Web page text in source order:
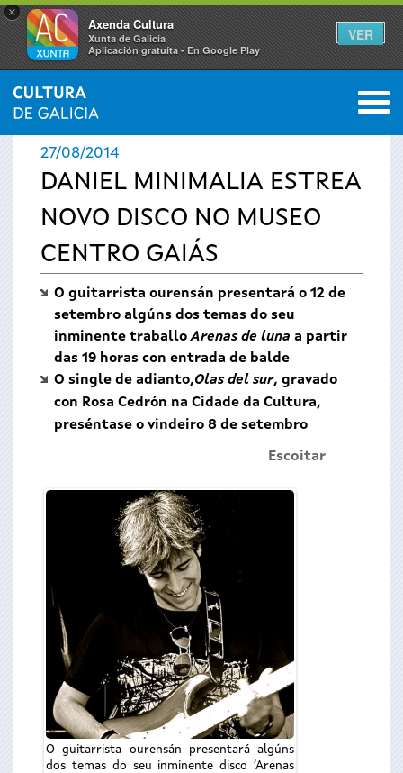
×
Axenda Cultura
Xunta de Galicia
Aplicación gratuíta - En Google Play
VER
Vostede
está
aquí
INICIO › ACTUALIDADE 0
27/08/2014
DANIEL MINIMALIA ESTREA
NOVO DISCO NO MUSEO
CENTRO GAIÁS
O guitarrista ourensán presentará o 12 de
setembro algúns dos temas do seu
inminente traballoArenas de luna a partir
das 19 horas con entrada de balde
O single de adianto,Olas del sur, gravado
con Rosa Cedrón na Cidade da Cultura,
preséntase o vindeiro 8 de setembro
Escoitar
O guitarrista ourensán presentará algúns
dos temas do seu inminente disco ‘Arenas